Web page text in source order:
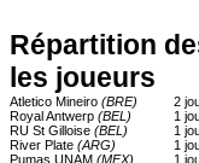
Répartition
les joueurs
Atletico Mineiro (BRE)
2
Royal Antwerp (BEL)
1
RU St Gilloise (BEL)
1
River Plate (ARG)
1
Pumas UNAM (MEX)
1